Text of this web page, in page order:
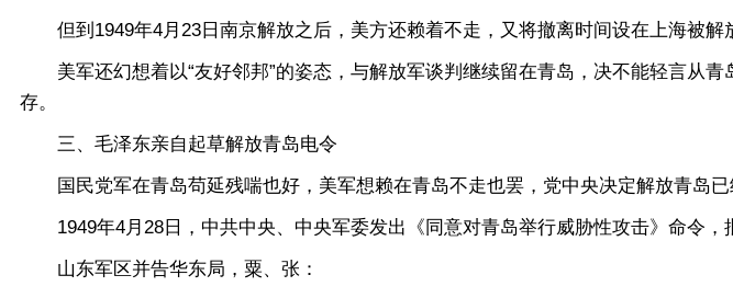
但到1949年4月23日南京解放之后，美方还赖着不走，又将撤离时间设在上海被解
美军还幻想着以“友好邻邦”的姿态，与解放军谈判继续留在青岛，决不能轻言从
存。
三、毛泽东亲自起草解放青岛电令
国民党军在青岛苟延残喘也好，美军想赖在青岛不走也罢，党中央决定解放青岛已
1949年4月28日，中共中央、中央军委发出《同意对青岛举行威胁性攻击》命令，
山东军区并告华东局，粟、张：